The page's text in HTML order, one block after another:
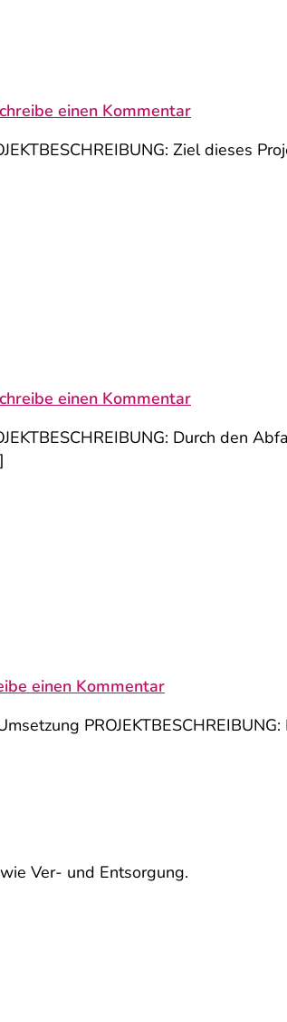
einen Kommentar
Ziel dieses
einen Kommentar
Durch den
einen Kommentar
Ver- und Entsorgung.